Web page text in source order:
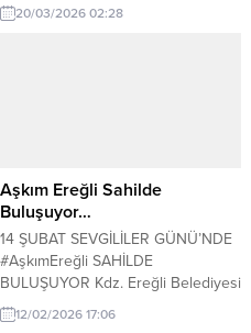
20/03/2026 02:28
Aşkım Ereğli Sahilde
Buluşuyor…
14 ŞUBAT SEVGİLİLER GÜNÜ’NDE
#AşkımEreğli SAHİLDE
BULUŞUYOR Kdz. Ereğli Belediyesi
Cumartesi günü sahilde Sevgililer
Günü etkinliği düzenliyor. Amfi
12/02/2026 17:06